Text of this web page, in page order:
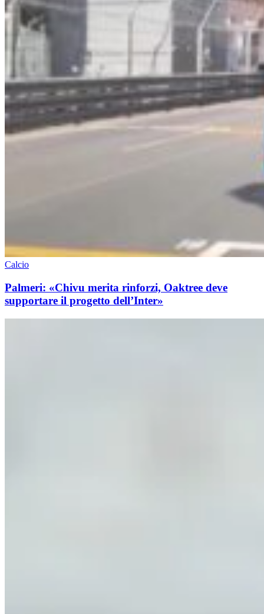
Calcio
Palmeri: «Chivu merita rinforzi, Oaktree deve
supportare il progetto dell’Inter»